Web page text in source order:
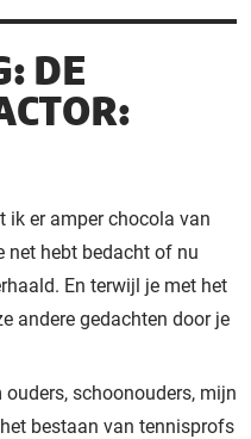
DE
ik er amper chocola van
net hebt bedacht of nu
En terwijl je met het
andere gedachten door je
schoonouders, mijn
bestaan van tennisprofs